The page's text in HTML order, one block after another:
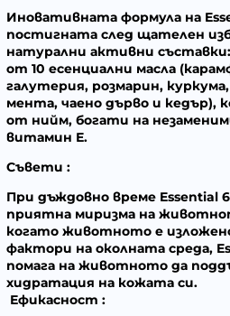
Иновативната формула на
постигната след щателен
натурални активни
от 10 есенциални масла
галутерия, розмарин,
мента, чаено дърво и кедър),
от нийм, богати на
витамин Е.
Съвети :
При дъждовно време Essential
приятна миризма на
когато животното е
фактори на околната среда,
помага на животното да
хидратация на кожата си.
Ефикасност :